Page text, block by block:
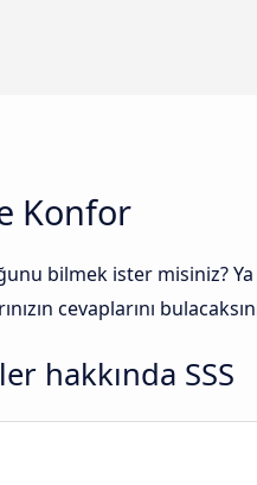
Konfor
bilmek ister misiniz?
cevaplarını
hakkında SSS